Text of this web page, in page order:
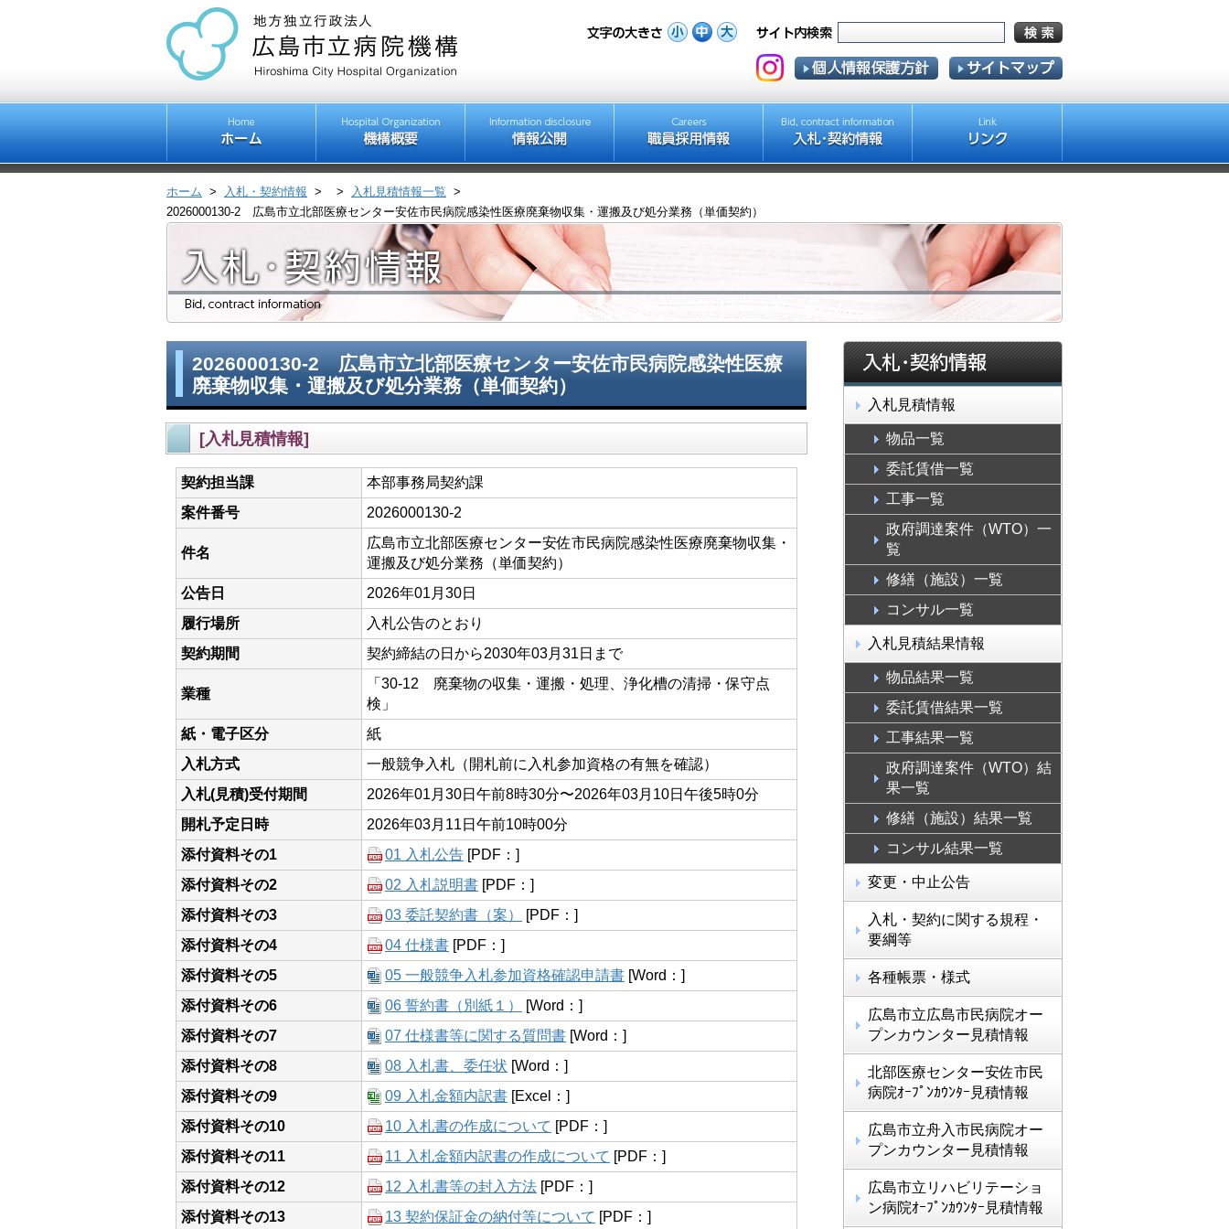
ホーム > 入札・契約情報 > > 入札見積情報一覧 >
2026000130-2 広島市立北部医療センター安佐市民病院感染性医療廃棄物収集・運搬及び処分業務（単価契約）
2026000130-2 広島市立北部医療センター安佐市民病院感染性医療
廃棄物収集・運搬及び処分業務（単価契約）
[入札見積情報]
契約担当課
本部事務局契約課
案件番号
2026000130-2
件名
広島市立北部医療センター安佐市民病院感染性医療廃棄物収集・
運搬及び処分業務（単価契約）
公告日
2026年01月30日
履行場所
入札公告のとおり
契約期間
契約締結の日から2030年03月31日まで
業種
「30-12 廃棄物の収集・運搬・処理、浄化槽の清掃・保守点
検」
紙・電子区分
紙
入札方式
一般競争入札（開札前に入札参加資格の有無を確認）
入札(見積)受付期間
2026年01月30日午前8時30分〜2026年03月10日午後5時0分
開札予定日時
2026年03月11日午前10時00分
添付資料その1
01 入札公告 [PDF：]
添付資料その2
02 入札説明書 [PDF：]
添付資料その3
03 委託契約書（案）
[PDF：]
添付資料その4
04 仕様書 [PDF：]
添付資料その5
05 一般競争入札参加資格確認申請書 [Word：]
添付資料その6
06 誓約書（別紙１）
[Word：]
添付資料その7
07 仕様書等に関する質問書 [Word：]
添付資料その8
08 入札書、委任状 [Word：]
添付資料その9
09 入札金額内訳書 [Excel：]
添付資料その10
10 入札書の作成について [PDF：]
添付資料その11
11 入札金額内訳書の作成について [PDF：]
添付資料その12
12 入札書等の封入方法 [PDF：]
添付資料その13
13 契約保証金の納付等について [PDF：]
入札見積情報
物品一覧
委託賃借一覧
工事一覧
政府調達案件（WTO）一
覧
修繕（施設）一覧
コンサル一覧
入札見積結果情報
物品結果一覧
委託賃借結果一覧
工事結果一覧
政府調達案件（WTO）結
果一覧
修繕（施設）結果一覧
コンサル結果一覧
変更・中止公告
入札・契約に関する規程・
要綱等
各種帳票・様式
広島市立広島市民病院オー
プンカウンター見積情報
北部医療センター安佐市民
病院ｵｰﾌﾟﾝｶｳﾝﾀｰ見積情報
広島市立舟入市民病院オー
プンカウンター見積情報
広島市立リハビリテーショ
ン病院ｵｰﾌﾟﾝｶｳﾝﾀｰ見積情報